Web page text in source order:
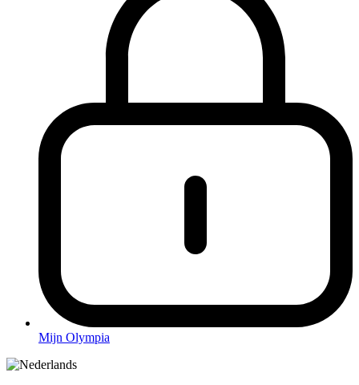
Mijn Olympia